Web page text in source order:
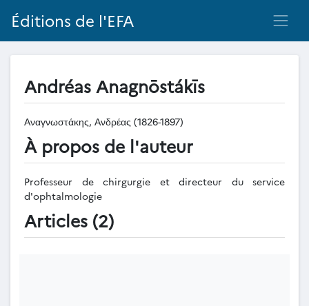
Éditions de l'EFA
Andréas Anagnōstákīs
Αναγνωστάκης, Ανδρέας (1826-1897)
À propos de l'auteur
Professeur de chirgurgie et directeur du service
d'ophtalmologie
Articles (2)